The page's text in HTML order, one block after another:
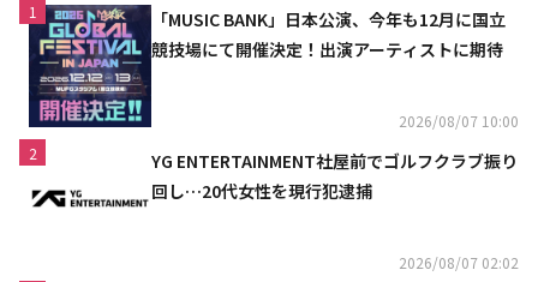
1
「MUSIC BANK」日本公演、今年も12月に国立
競技場にて開催決定！出演アーティストに期待
2026/08/07 10:00
2
YG ENTERTAINMENT社屋前でゴルフクラブ振り
回し…20代女性を現行犯逮捕
2026/08/07 02:02